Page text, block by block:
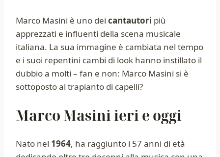
Marco Masini è uno dei cantautori più
apprezzati e influenti della scena musicale
italiana. La sua immagine è cambiata nel tempo
e i suoi repentini cambi di look hanno instillato il
dubbio a molti – fan e non: Marco Masini si è
sottoposto al trapianto di capelli?
Marco Masini ieri e oggi
Nato nel 1964, ha raggiunto i 57 anni di età